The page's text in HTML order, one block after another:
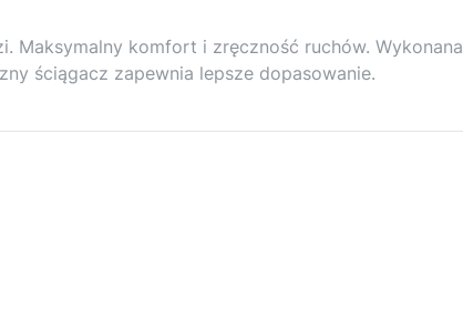
Maksymalny komfort i zręczność ruchów. Wykonana
ściągacz zapewnia lepsze dopasowanie.